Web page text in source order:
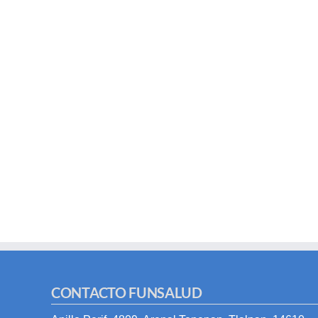
CONTACTO FUNSALUD